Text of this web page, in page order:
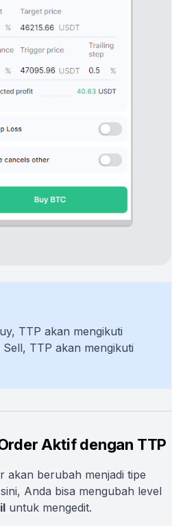
TTP akan mengikuti
TTP akan mengikuti
Aktif dengan TTP
akan berubah menjadi tipe
Anda bisa mengubah level
untuk mengedit.